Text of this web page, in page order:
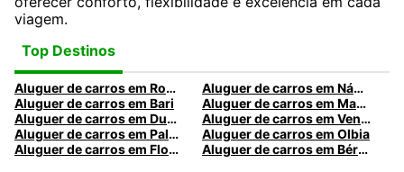
viagem.
Top Destinos
Aluguer de carros em Roma
Aluguer de carros em Nápoles
Aluguer de carros em Bari
Aluguer de carros em Madrid
Aluguer de carros em Dublin
Aluguer de carros em Veneza
Aluguer de carros em Palermo
Aluguer de carros em Olbia
Aluguer de carros em Florença
Aluguer de carros em Bérgamo